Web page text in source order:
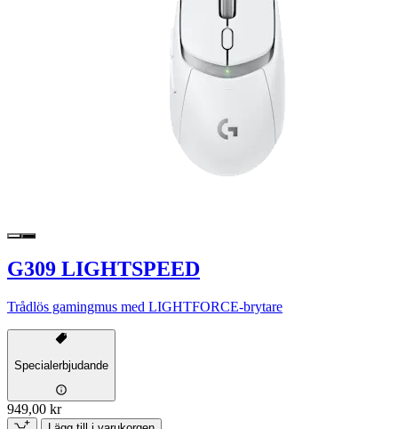
G309 LIGHTSPEED
Trådlös gamingmus med LIGHTFORCE-brytare
Specialerbjudande
949,00 kr